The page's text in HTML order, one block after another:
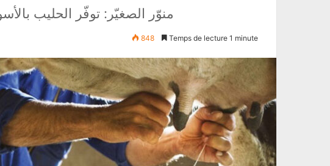
منوّر الصغيّر: توفّر الحليب
848 Temps de lecture 1 minute